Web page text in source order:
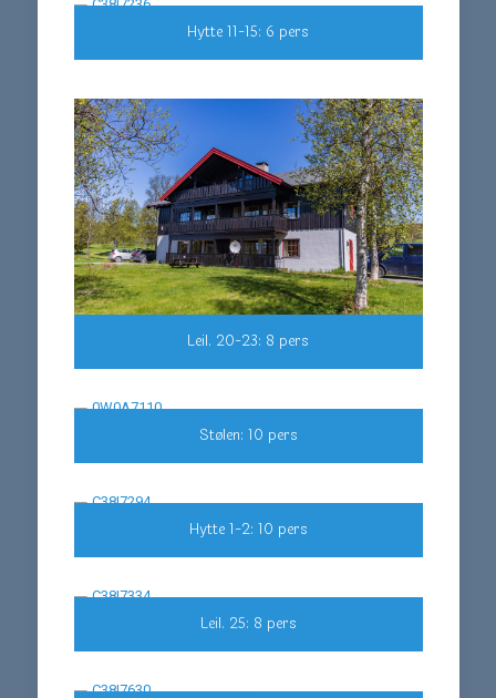
Hytte 11-15: 6 pers
Leil. 20-23: 8 pers
Stølen: 10 pers
Hytte 1-2: 10 pers
Leil. 25: 8 pers